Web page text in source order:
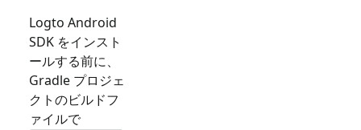
Logto Android
SDK をインスト
ールする前に、
Gradle プロジェ
クトのビルドフ
ァイルで